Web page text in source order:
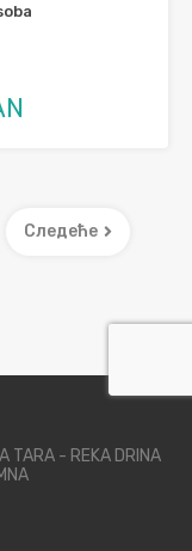
Следеће
- REKA DRINA